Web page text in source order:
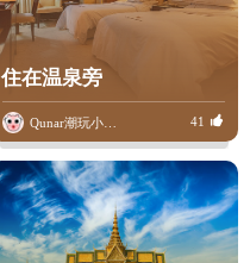
住在温泉旁
41